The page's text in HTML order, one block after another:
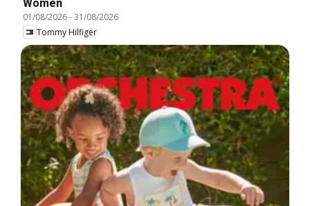
Women
01/08/2026-31/08/2026
Tommy Hilfiger